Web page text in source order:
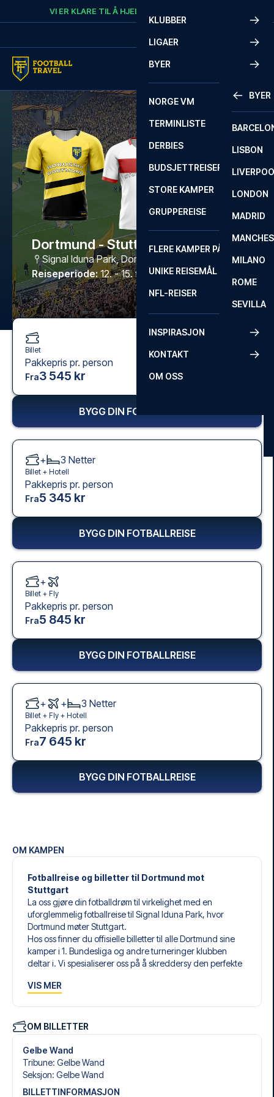
Skip to contentVI ER KLARE TIL Å HJELPE
KLUBBER
LIGAER
BYER
BYER
LISBON
LONDON
MADRID
MILANO
ROME
SEVILLA
NORGE VM
TERMINLISTE
DERBIES
BUDSJETTREISER
STORE KAMPER
GRUPPEREISE
FLERE KAMPER PÅ ÉN REISE
UNIKE REISEMÅL
NFL-REISER
INSPIRASJON
KONTAKT
OM OSS
Dortmund - Stuttgart
Signal Iduna Park,Dortmund
Reiseperiode: 12. - 15. feb. 2027
OM KAMPEN
Fotballreise og billetter til Dortmund mot
Stuttgart
La oss gjøre din fotballdrøm til virkelighet med en
uforglemmelig fotballreise til Signal Iduna Park, hvor
Dortmund møter Stuttgart.
Hos oss finner du offisielle billetter til alle Dortmund sine
kamper i 1. Bundesliga og andre turneringer klubben
deltar i. Vi spesialiserer oss på å skreddersy den perfekte
behov.
sammen din egen fotballpakke, tilpasset dine preferanser.
Velg blant et bredt utvalg av fotballbilletter, nøye utvalgte
hoteller for enhver smak og budsjett, samt fleksible fly som
passer deg best.
Når du velger billettype, kan du se hvilken seksjon du skal
VIS MER
OM BILLETTER
Gelbe Wand
Tribune: Gelbe Wand
Seksjon: Gelbe Wand
BILLETTINFORMASJON
Billet
Pakkepris pr. person
Fra3 545 kr
BYGG DIN FOTBALLREISE
+ 3 Netter
Billet + Hotell
Pakkepris pr. person
Fra5 345 kr
BYGG DIN FOTBALLREISE
+
Billet + Fly
Pakkepris pr. person
Fra5 845 kr
BYGG DIN FOTBALLREISE
+ + 3 Netter
Billet + Fly + Hotell
Pakkepris pr. person
Fra7 645 kr
BYGG DIN FOTBALLREISE